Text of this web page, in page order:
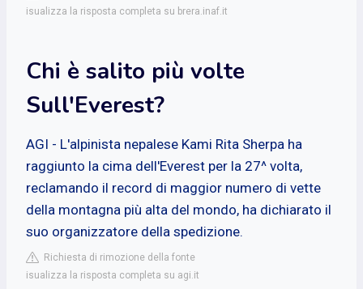
isualizza la risposta completa su brera.inaf.it
Chi è salito più volte
Sull'Everest?
AGI - L'alpinista nepalese Kami Rita Sherpa ha
raggiunto la cima dell'Everest per la 27^ volta,
reclamando il record di maggior numero di vette
della montagna più alta del mondo, ha dichiarato il
suo organizzatore della spedizione.
Richiesta di rimozione della fonte
isualizza la risposta completa su agi.it